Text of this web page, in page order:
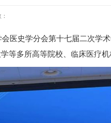
医史学分会第十七届二次学
等多所高等院校、临床医疗机